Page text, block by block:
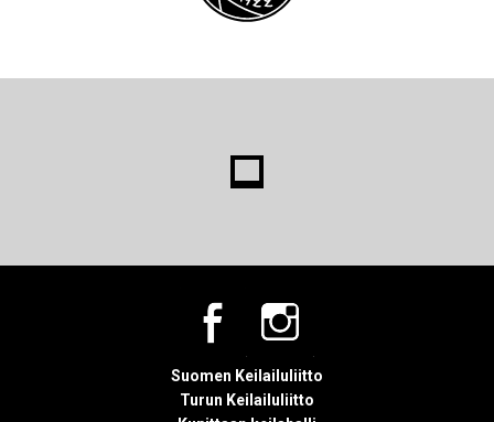
Suomen Keilailuliitto
Turun Keilailuliitto